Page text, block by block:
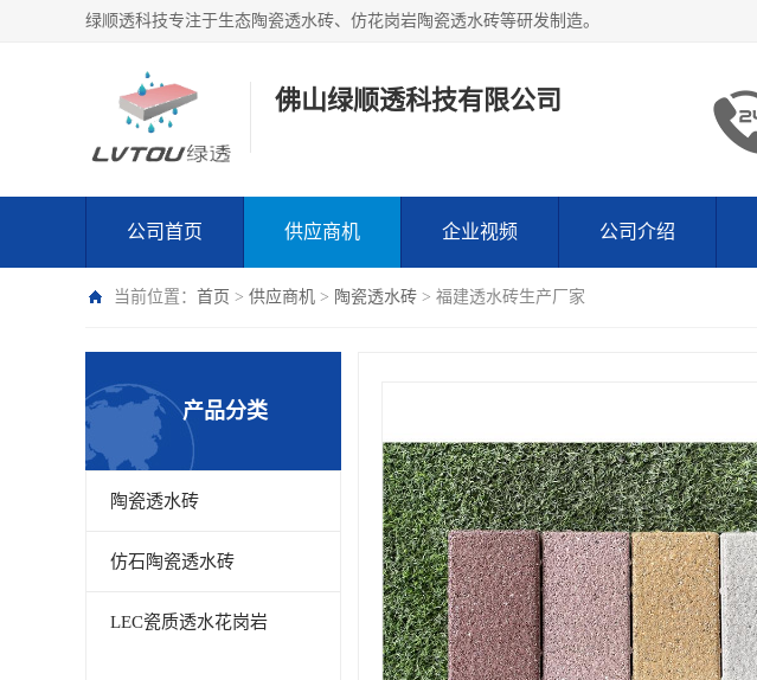
绿顺透科技专注于生态陶瓷透水砖、仿花岗岩陶瓷透水砖等研发制造。
佛山绿顺透科技有限公司
公司首页 供应商机 企业视频 公司介绍
当前位置： 首页 > 供应商机 > 陶瓷透水砖 > 福建透水砖生产厂家
产品分类
陶瓷透水砖
仿石陶瓷透水砖
LEC瓷质透水花岗岩